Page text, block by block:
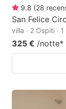
9.8 (28
San Felice
villa · 2 Ospiti ·
325 € /notte*